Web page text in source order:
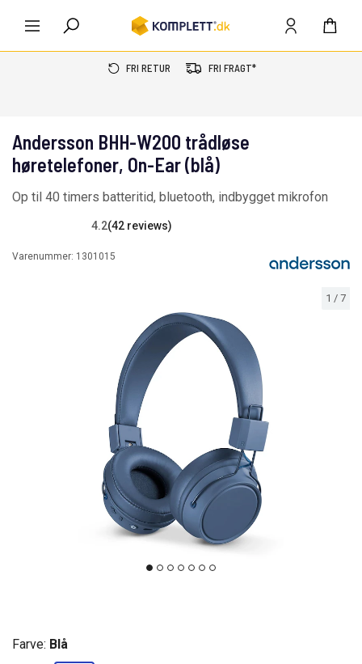
FRI RETUR FRI FRAGT*
1 / 7
Andersson BHH-W200 trådløse
høretelefoner, On-Ear (blå)
Op til 40 timers batteritid, bluetooth, indbygget mikrofon
4.2(42 reviews)
Varenummer: 1301015
Farve: Blå